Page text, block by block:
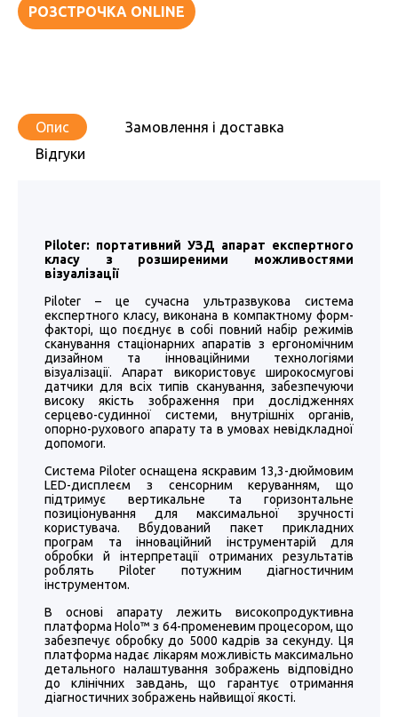
РОЗСТРОЧКА ONLINE
Опис
Замовлення і доставка
Відгуки
Piloter: портативний УЗД апарат експертного
класу з розширеними можливостями
візуалізації
Piloter – це сучасна ультразвукова система
експертного класу, виконана в компактному форм-
факторі, що поєднує в собі повний набір режимів
сканування стаціонарних апаратів з ергономічним
дизайном та інноваційними технологіями
візуалізації. Апарат використовує широкосмугові
датчики для всіх типів сканування, забезпечуючи
високу якість зображення при дослідженнях
серцево-судинної системи, внутрішніх органів,
опорно-рухового апарату та в умовах невідкладної
допомоги.
Система Piloter оснащена яскравим 13,3-дюймовим
LED-дисплеєм з сенсорним керуванням, що
підтримує вертикальне та горизонтальне
позиціонування для максимальної зручності
користувача. Вбудований пакет прикладних
програм та інноваційний інструментарій для
обробки й інтерпретації отриманих результатів
роблять Piloter потужним діагностичним
інструментом.
В основі апарату лежить високопродуктивна
платформа Holo™ з 64-променевим процесором, що
забезпечує обробку до 5000 кадрів за секунду. Ця
платформа надає лікарям можливість максимально
детального налаштування зображень відповідно
до клінічних завдань, що гарантує отримання
діагностичних зображень найвищої якості.